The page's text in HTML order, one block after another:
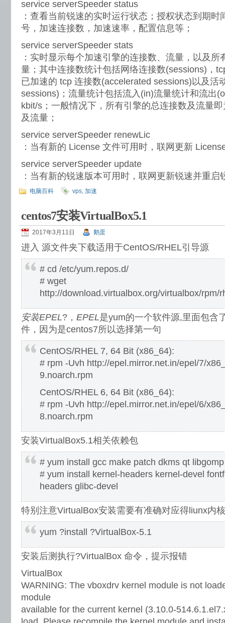
service serverSpeeder status
：查看当前锐速的实时运行状态；授权状态到期时
号，加速连接数，加速速率，配置信息等；
service serverSpeeder stats
：实时显示每个加速引擎的连接数、流量，以及
量；其中连接数统计包括网络连接数(sessions)，
已加速的 tcp 连接数(accelerated sessions)以及活
sessions)；流量统计包括流入(in)流量统计和流出
kbit/s；一般情况下，所有引擎的总连接数及流量
及流量；
service serverSpeeder renewLic
：当有新的 License 文件可用时，联网更新
service serverSpeeder update
：当有新的锐速版本可用时，联网更新锐速并重启
电脑百科 vps, 加速
centos7安装VirtualBox5.1
2017年3月11日 鹅蛋
进入 源文件夹下载适用于CentOS/RHEL引导源
# cd /etc/yum.repos.d/
# wget
http://download.virtualbox.org/virtualbox/rpm/
安装EPEL?， EPEL是yum的一个软件源,里面包含
件，因为是centos7所以选择第一句
CentOS/RHEL 7, 64 Bit (x86_64):
# rpm -Uvh http://epel.mirror.net.in/epel/7/
9.noarch.rpm
CentOS/RHEL 6, 64 Bit (x86_64):
# rpm -Uvh http://epel.mirror.net.in/epel/6/
8.noarch.rpm
安装VirtualBox5.1相关依赖包
# yum install gcc make patch dkms qt libgomp
# yum install kernel-headers kernel-devel
headers glibc-devel
特别注意VirtualBox安装需要有准确对应得liunx内
yum ?install ?VirtualBox-5.1
安装后测执行?VirtualBox 命令，提示报错
VirtualBox
WARNING: The vboxdrv kernel module is not
module
available for the current kernel (3.10.0-